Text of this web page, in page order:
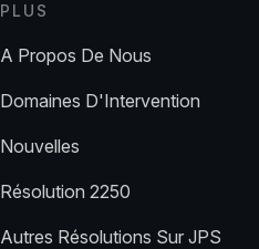
PLUS
A Propos De Nous
Domaines D'Intervention
Nouvelles
Résolution 2250
Autres Résolutions Sur JPS